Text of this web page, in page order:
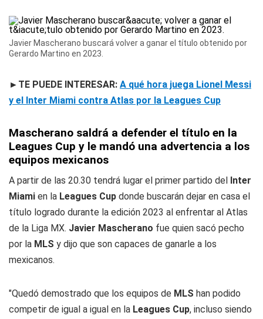
Javier Mascherano buscará volver a ganar el título obtenido por
Gerardo Martino en 2023.
►TE PUEDE INTERESAR: A qué hora juega Lionel Messi
y el Inter Miami contra Atlas por la Leagues Cup
Mascherano saldrá a defender el título en la
Leagues Cup y le mandó una advertencia a los
equipos mexicanos
A partir de las 20.30 tendrá lugar el primer partido del Inter
Miami en la Leagues Cup donde buscarán dejar en casa el
título logrado durante la edición 2023 al enfrentar al Atlas
de la Liga MX. Javier Mascherano fue quien sacó pecho
por la MLS y dijo que son capaces de ganarle a los
mexicanos.
"Quedó demostrado que los equipos de MLS han podido
competir de igual a igual en la Leagues Cup, incluso siendo